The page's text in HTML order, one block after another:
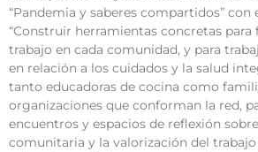
“Pandemia y saberes compartidos” con
“Construir herramientas concretas
trabajo en cada comunidad, y para
en relación a los cuidados y la salud
tanto educadoras de cocina como
organizaciones que conforman la red,
encuentros y espacios de reflexión
comunitaria y la valorización del trabajo